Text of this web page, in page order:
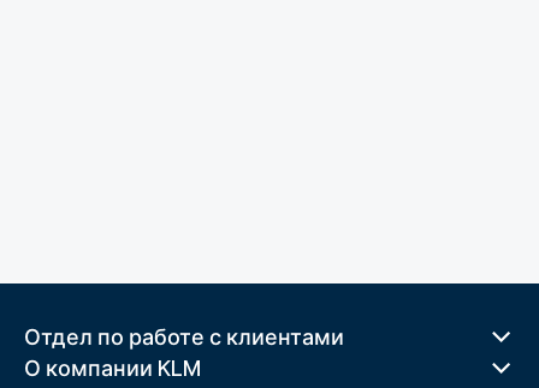
Отдел по работе с клиентами
О компании KLM